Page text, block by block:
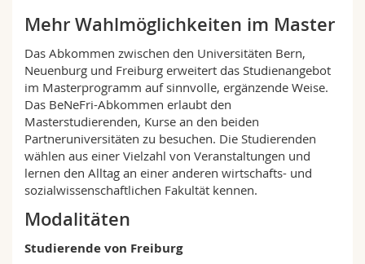
Forschung
Universität
Weiterbildung
Rechtswissenschaftliche Fak.
Wirtschafts- und Sozialwissenschaftliche Fak.
Philosophische Fak.
Fak. für Erziehungs- und Bildungswissenschaften
Math.-Nat. und Med. Fak.
Studieninteressierte
Studierende
Medien
Forschende
Ressourcen
Personenverzeichnis
Ortsplan
Bibliotheken
Mehr Wahlmöglichkeiten im Master
Das Abkommen zwischen den Universitäten Bern,
Neuenburg und Freiburg erweitert das Studienangebot
im Masterprogramm auf sinnvolle, ergänzende Weise.
Das BeNeFri-Abkommen erlaubt den
Masterstudierenden, Kurse an den beiden
Partneruniversitäten zu besuchen. Die Studierenden
wählen aus einer Vielzahl von Veranstaltungen und
lernen den Alltag an einer anderen wirtschafts- und
sozialwissenschaftlichen Fakultät kennen.
Modalitäten
Studierende von Freiburg